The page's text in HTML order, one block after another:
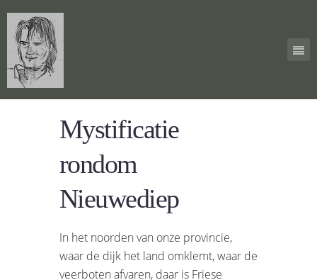
Mystificatie
rondom
Nieuwediep
In het noorden van onze provincie,
waar de dijk het land omklemt, waar de
veerboten afvaren, daar is Friese